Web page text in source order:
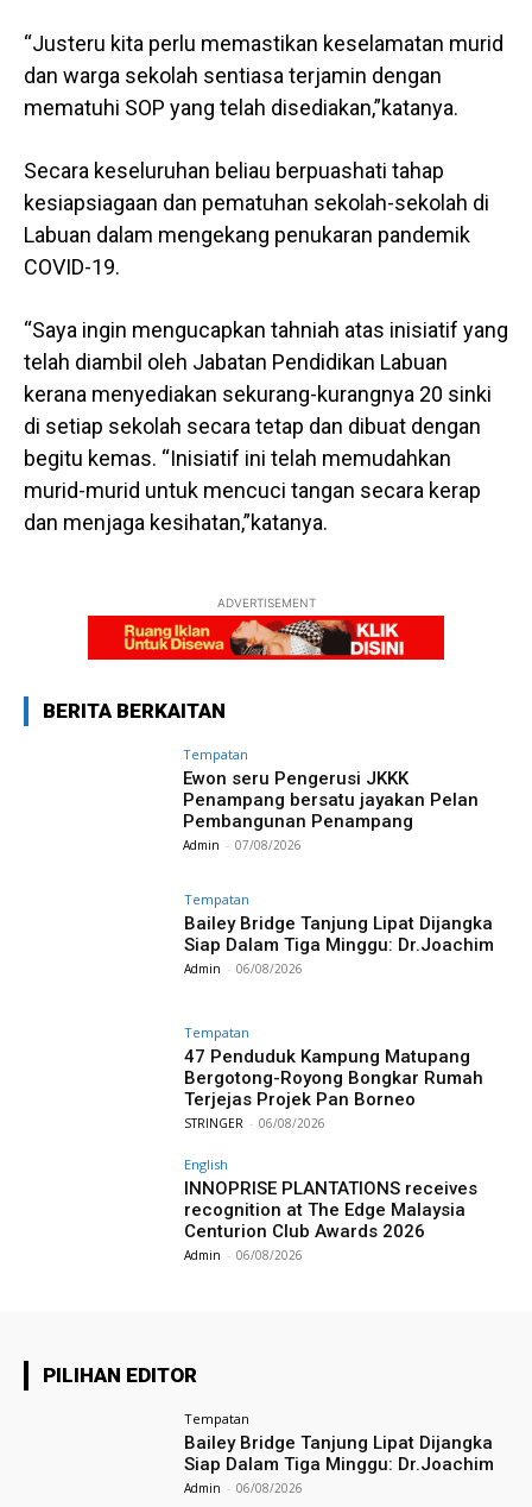
“Justeru kita perlu memastikan keselamatan murid
dan warga sekolah sentiasa terjamin dengan
mematuhi SOP yang telah disediakan,”katanya.
Secara keseluruhan beliau berpuashati tahap
kesiapsiagaan dan pematuhan sekolah-sekolah di
Labuan dalam mengekang penukaran pandemik
COVID-19.
“Saya ingin mengucapkan tahniah atas inisiatif yang
telah diambil oleh Jabatan Pendidikan Labuan
kerana menyediakan sekurang-kurangnya 20 sinki
di setiap sekolah secara tetap dan dibuat dengan
begitu kemas. “Inisiatif ini telah memudahkan
murid-murid untuk mencuci tangan secara kerap
dan menjaga kesihatan,”katanya.
ADVERTISEMENT
BERITA BERKAITAN
Tempatan
Ewon seru Pengerusi JKKK
Penampang bersatu jayakan Pelan
Pembangunan Penampang
Admin - 07/08/2026
Tempatan
Bailey Bridge Tanjung Lipat Dijangka
Siap Dalam Tiga Minggu: Dr.Joachim
Admin - 06/08/2026
Tempatan
47 Penduduk Kampung Matupang
Bergotong-Royong Bongkar Rumah
Terjejas Projek Pan Borneo
STRINGER - 06/08/2026
English
INNOPRISE PLANTATIONS receives
recognition at The Edge Malaysia
Centurion Club Awards 2026
Admin - 06/08/2026
PILIHAN EDITOR
Tempatan
Bailey Bridge Tanjung Lipat Dijangka
Siap Dalam Tiga Minggu: Dr.Joachim
Admin - 06/08/2026